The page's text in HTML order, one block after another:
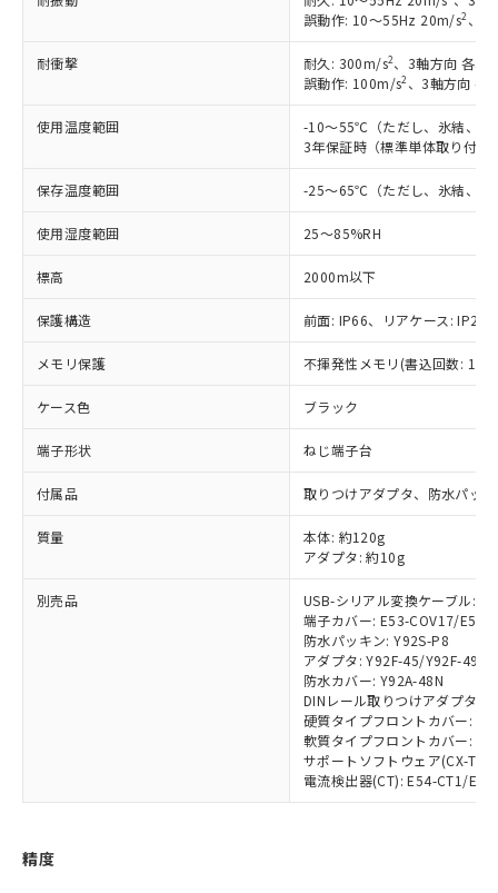
誤動作: 10～55Hz 20m/s2 、3
耐衝撃 耐久: 300m/s2、3軸方向 各3回
誤動作: 100m/s2 、3軸方向 各
使用温度範囲
-10～55℃（ただし、氷結、結
3年保証時（標準単体取り付
保存温度範囲 -25～65℃（ただし、氷結、結
使用湿度範囲 25～85%RH
標高 2000m以下
保護構造 前面: IP66、リアケース: IP20
メモリ保護 不揮発性メモリ(書込回数: 100
ケース色 ブラック
端子形状 ねじ端子台
付属品 取りつけアダプタ、防水パッ
質量
本体: 約120g
アダプタ: 約10g
別売品
USB-シリアル変換ケーブル:
端子カバー: E53-COV17/E53-
防水パッキン: Y92S-P8
アダプタ: Y92F-45/Y92F-49
防水カバー: Y92A-48N
DINレール取りつけアダプタ:
硬質タイプフロントカバー:
軟質タイプフロントカバー:
サポートソフトウェア(CX-
電流検出器(CT): E54-CT1/
精度
以下の条件をお読みいただき、同意のうえ
本サービスは、当社制御機器事業取扱
商品の当社在庫状況および標準価格
(税抜)を提供させていただくもので
当社制御機器事業取扱商品の中には、
ことをご了承ください。
在庫状況および標準価格照会結果は、
記載している更新日時点での社内デー
タに基づき作成されるものであり、閲
覧された時点での実際の在庫および標
準価格とは異なる場合があることをご
正式な納期状況および標準価格はお客
様のお取引先、またはお客様担当のオ
ムロン制御機器販売店・当社販売員に
販売ネットワーク
」をご確認
在庫状況および標準価格結果を当社の
事前の承諾なく第三者に漏洩または開
示しないようお願いします。
マイパーツ機能（部品リスト作成サー
ビス）をご利用いただくには、I-Web
メンバーズにご登録されている必要が
あります。
対応予定：EU RoHS指令（10物質）の非含
有に対応した製品に切り替える予定のある
対応予定なし：EU RoHS指令（10物質）の
非含有に非対応の商品で、対応品を出す予
調査・確認中：EU RoHS指令（10物質）の
非含有の対応状況を調査中または確認中の
商品です。
非該当品：ライセンス料など無形物で、有
害物質有無と関係のない商品です。
仕入先様の事情により、非含有部品として
いたものが、含有品と判明した場合などや
むを得ず変更することがあります。
鉛(Pb) 1000ppm以下、 水銀(Hg) 1000ppm以下、 カド
類(PBB) 1000ppm以下、ポリ臭化ジフェニルエーテル類
(PBDE) 1000ppm以下、フタル酸ビス(2-エチルヘキシ
ル) (DEHP)(別名：DOP) 1000ppm以下、フタル酸ブチ
ルベンジル（BBP） 1000ppm以下、フタル酸ジブチル
但し、RoHS指令で産業用監視および制御機器に対する
図的な使用がないことを確認しています。
部品在庫の切り替え状況などにより、予定
月が前後することがあります。
※1 中国RoHS○×表
「○」：最大均質材料含有率が中国RoHSの
基準値以下であることを示します。
「×」：最大均質材料含有率が中国RoHSの
基準値を超えていることを示します。
「－」：未確認です。当社販売部門へお問
い合わせください。
*中国RoHS10物質の基準値 (GB/T26572)：
Pb(鉛) :1000ppm、 Hg(水銀) : 1000ppm、 Cd(カドミウ
ム) : 100ppm、
Cr(Ⅵ)(六価クロム) : 1000ppm、 PBBs(ポリ臭化ビフェ
ニル類) : 1000ppm、 PBDEs(ポリ臭化ジフェニルエーテ
DEHP(フタル酸ビス(2-エチルヘキシル)) : 1000ppm
「ｅ」：有害物質（10物質）のすべてが基
準値以下であることを示します。
「10」：通常の使用状況下において有害物
質が外部に漏えいし、環境に深刻な影響を
及ぼさない年数を意味します。
「－」：未確認です。当社販売部門へお問
当社は、これら貴社製品のうち、外国
為替および外国貿易法に定める商品
（以下｢規制貨物等」という）を輸出
国政府の輸出許可(または役務取引許
可)を取得するなどの必要な手続きを
当社は規制貨物を破棄する場合は、完
全に破砕するなど、違法に輸出されな
いよう必要な手段を講じます。
当社は貴社製品を、核兵器、ミサイ
ル、化学兵器、生物兵器またはその他
武器並びにこれらの製造装置等に一切
当社は、貴社製品を第三者に販売する
場合は、上記1、2および3の内容を当
該第三者に通知します。また当社は、
販売先および販売に係わる関係者が違
法に輸出するおそれがある場合は、取
り引きをいたしません。
一定数以上の在庫あり
一定数には満たないが在庫あり
在庫なし(最新の在庫状況につ
いては、お客様のお取引先、ま
たはお客様担当のオムロン制御
機器販売店・当社販売員にご確
受注生産機種、また在庫状況の
情報を公開していない機種